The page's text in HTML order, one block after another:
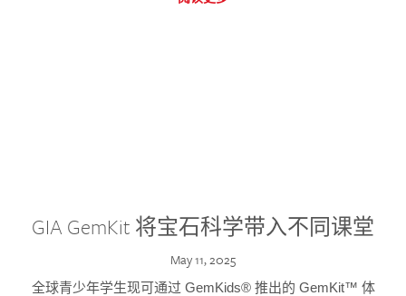
GIA GemKit 将宝石科学带入不同课堂
May 11, 2025
全球青少年学生现可通过 GemKids® 推出的 GemKit™ 体